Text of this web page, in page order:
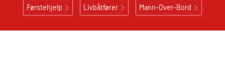
Førstehjelp Livbåtfører Mann-Over-Bord